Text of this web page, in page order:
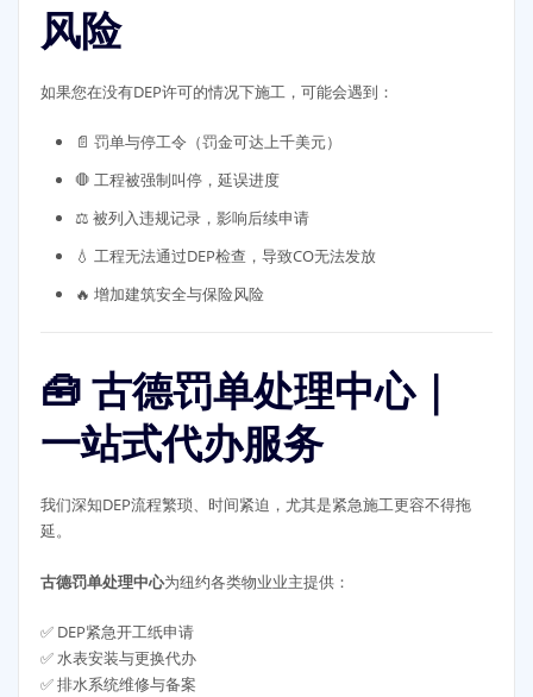
风险
如果您在没有DEP许可的情况下施工，可能会遇到：
📄 罚单与停工令（罚金可达上千美元）
🛑 工程被强制叫停，延误进度
⚖️ 被列入违规记录，影响后续申请
💧 工程无法通过DEP检查，导致CO无法发放
🔥 增加建筑安全与保险风险
🧰 古德罚单处理中心｜
一站式代办服务
我们深知DEP流程繁琐、时间紧迫，尤其是紧急施工更容不得拖
延。
古德罚单处理中心为纽约各类物业业主提供：
✅ DEP紧急开工纸申请
✅ 水表安装与更换代办
✅ 排水系统维修与备案